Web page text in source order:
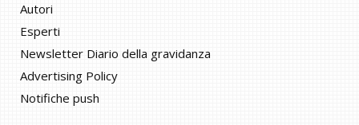
Autori
Esperti
Newsletter Diario della gravidanza
Advertising Policy
Notifiche push